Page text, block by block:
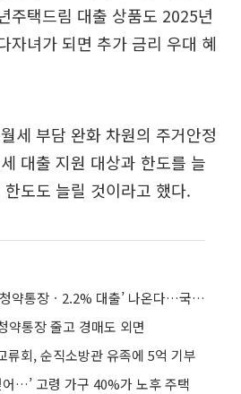
주택드림 대출 상품도 2025년
자녀가 되면 추가 금리 우대 혜
세 부담 완화 차원의 주거안정
대출 지원 대상과 한도를 늘
도도 늘릴 것이라고 했다.
청년 겨냥 ‘4.5% 금리 청약통장ㆍ2.2% 대출’ 나온다…국토부 “무주택 청년 지원”
통장 줄고 경매도 외면
류회, 순직소방관 유족에 5억 기부
어…’ 고령 가구 40%가 노후 주택